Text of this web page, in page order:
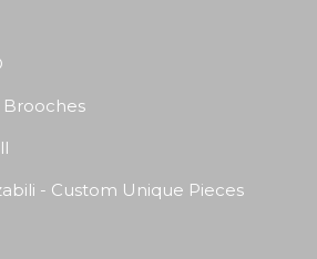
Brooches
- Custom Unique Pieces